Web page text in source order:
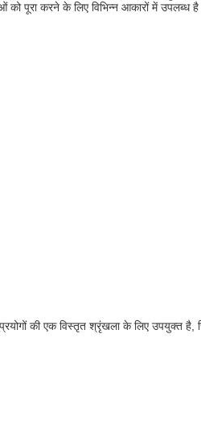
को पूरा करने के लिए विभिन्न आकारों में उपलब्ध
की एक विस्तृत श्रृंखला के लिए उपयुक्त है,